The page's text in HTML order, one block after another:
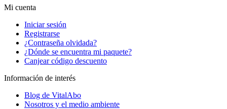
Mi cuenta
Iniciar sesión
Registrarse
¿Contraseña olvidada?
¿Dónde se encuentra mi paquete?
Canjear código descuento
Información de interés
Blog de VitalAbo
Nosotros y el medio ambiente